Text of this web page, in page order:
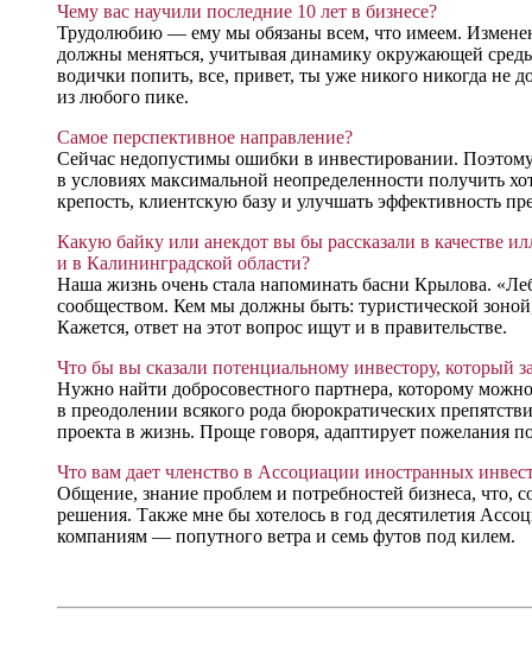
Чему вас научили последние 10 лет в бизнесе?
Трудолюбию — ему мы обязаны всем, что имеем.
должны меняться, учитывая динамику окружающей
водички попить, все, привет, ты уже никого никогда не
из любого пике.
Самое перспективное направление?
Сейчас недопустимы ошибки в инвестировании.
в условиях максимальной неопределенности получить
крепость, клиентскую базу и улучшать эффективность
Какую байку или анекдот вы бы рассказали в качестве
и в Калининградской области?
Наша жизнь очень стала напоминать басни Крылова.
сообществом. Кем мы должны быть: туристической
Кажется, ответ на этот вопрос ищут и в правительстве.
Что бы вы сказали потенциальному инвестору, который
Нужно найти добросовестного партнера, которому
в преодолении всякого рода бюрократических
проекта в жизнь. Проще говоря, адаптирует пожелания
Что вам дает членство в Ассоциации иностранных
Общение, знание проблем и потребностей бизнеса, что,
решения. Также мне бы хотелось в год десятилетия
компаниям — попутного ветра и семь футов под килем.